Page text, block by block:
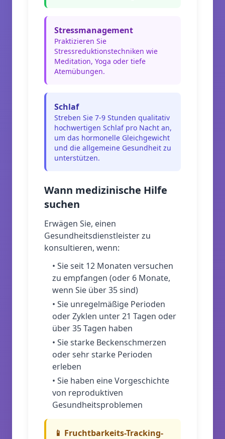
Stressmanagement
Praktizieren Sie
Stressreduktionstechniken wie
Meditation, Yoga oder tiefe
Atemübungen.
Schlaf
Streben Sie 7-9 Stunden qualitativ
hochwertigen Schlaf pro Nacht an,
um das hormonelle Gleichgewicht
und die allgemeine Gesundheit zu
unterstützen.
Wann medizinische Hilfe
suchen
Erwägen Sie, einen
Gesundheitsdienstleister zu
konsultieren, wenn:
• Sie seit 12 Monaten versuchen
zu empfangen (oder 6 Monate,
wenn Sie über 35 sind)
• Sie unregelmäßige Perioden
oder Zyklen unter 21 Tagen oder
über 35 Tagen haben
• Sie starke Beckenschmerzen
oder sehr starke Perioden
erleben
• Sie haben eine Vorgeschichte
von reproduktiven
Gesundheitsproblemen
📱 Fruchtbarkeits-Tracking-